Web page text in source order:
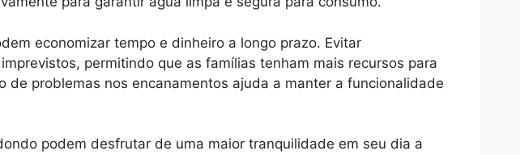
economizar tempo e dinheiro a longo prazo. Evitar
permitindo que as famílias tenham mais recursos para
problemas nos encanamentos ajuda a manter a funcionalidade
podem desfrutar de uma maior tranquilidade em seu dia a